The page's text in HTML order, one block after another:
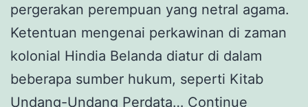
pergerakan perempuan yang netral agama.
Ketentuan mengenai perkawinan di zaman
kolonial Hindia Belanda diatur di dalam
beberapa sumber hukum, seperti Kitab
Undang-Undang Perdata… Continue